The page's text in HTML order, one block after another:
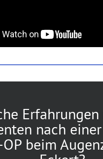
nach
beim